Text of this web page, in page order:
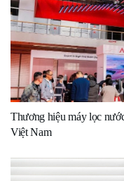
Thương hiệu máy lọc
Việt Nam